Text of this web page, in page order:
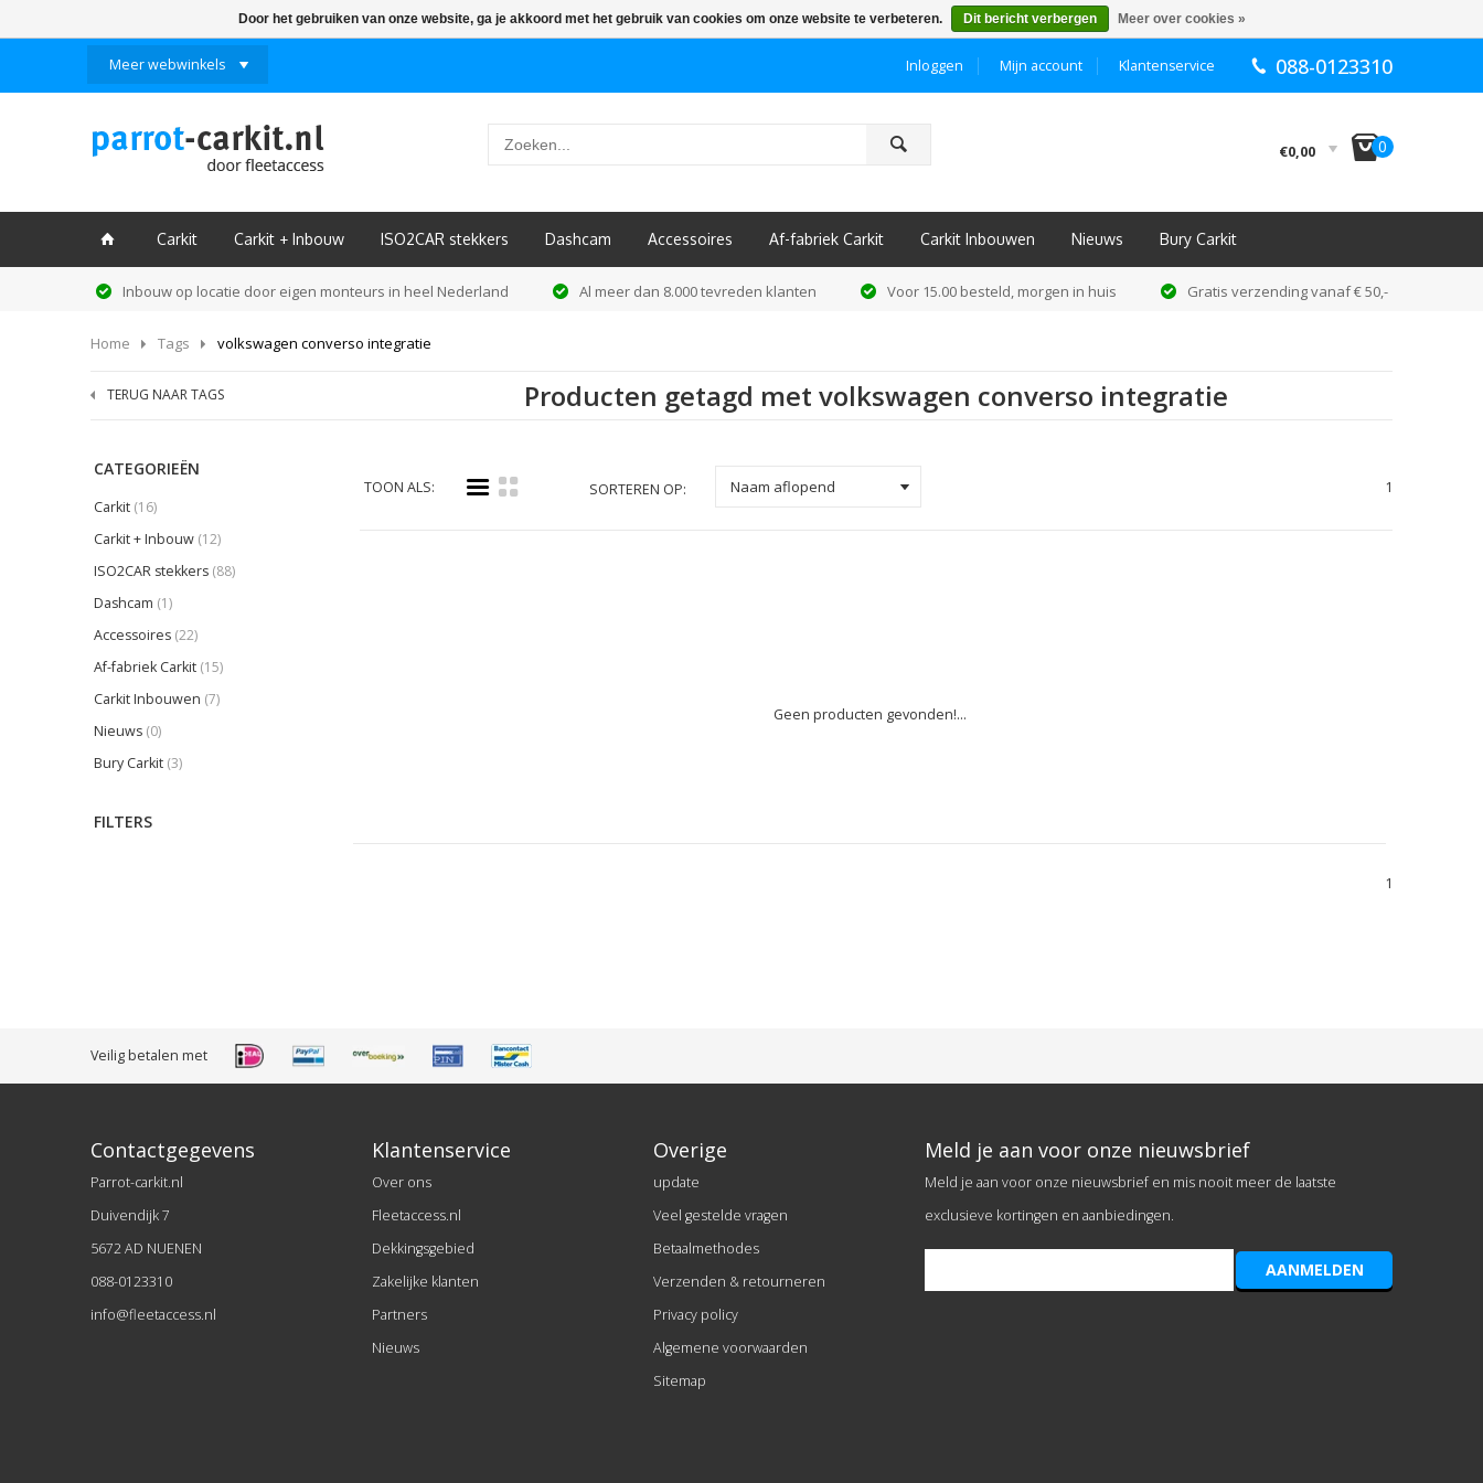
Meer webwinkels 088-0123310
Klantenservice
Mijn account
Inloggen
ô €0,00 I0
ï Carkit Carkit + Inbouw ISO2CAR stekkers Dashcam Accessoires Af-fabriek Carkit Carkit Inbouwen Nieuws Bury Carkit
Inbouw op locatie door eigen monteurs in heel Nederland Al meer dan 8.000 tevreden klanten Voor 15.00 besteld, morgen in huis Gratis verzending vanaf € 50,-
Home Tags volkswagen converso integratie
TERUG NAAR TAGS Producten getagd met volkswagen converso integratie
CATEGORIEËN
Carkit (16)
Carkit + Inbouw (12)
ISO2CAR stekkers (88)
Dashcam (1)
Accessoires (22)
Af-fabriek Carkit (15)
Carkit Inbouwen (7)
Nieuws (0)
Bury Carkit (3)
FILTERS
TOON ALS: i k SORTEREN OP: Naam aflopend 1
Geen producten gevonden!...
1
Veilig betalen met
Contactgegevens
Parrot-carkit.nl
Duivendijk 7
5672 AD NUENEN
088-0123310
info@fleetaccess.nl
Klantenservice
Over ons
Fleetaccess.nl
Dekkingsgebied
Zakelijke klanten
Partners
Nieuws
Overige
update
Veel gestelde vragen
Betaalmethodes
Verzenden & retourneren
Privacy policy
Algemene voorwaarden
Sitemap
Meld je aan voor onze nieuwsbrief
Meld je aan voor onze nieuwsbrief en mis nooit meer de laatste
exclusieve kortingen en aanbiedingen.
AANMELDEN
Door het gebruiken van onze website, ga je akkoord met het gebruik van cookies om onze website te verbeteren. Dit bericht verbergen Meer over cookies »